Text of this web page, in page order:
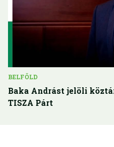
BELFÖLD
Baka Andrást jelöli
TISZA Párt